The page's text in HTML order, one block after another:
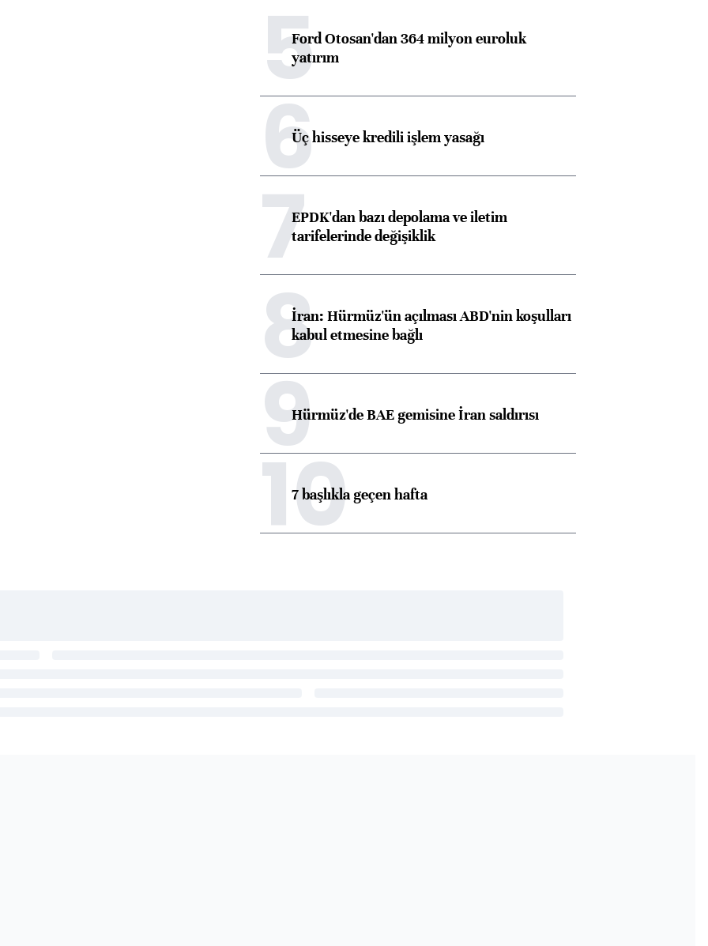
5Ford Otosan'dan 364 milyon euroluk
yatırım
6Üç hisseye kredili işlem yasağı
7EPDK'dan bazı depolama ve iletim
tarifelerinde değişiklik
8İran: Hürmüz'ün açılması ABD'nin koşulları
kabul etmesine bağlı
9Hürmüz'de BAE gemisine İran saldırısı
10
7 başlıkla geçen hafta